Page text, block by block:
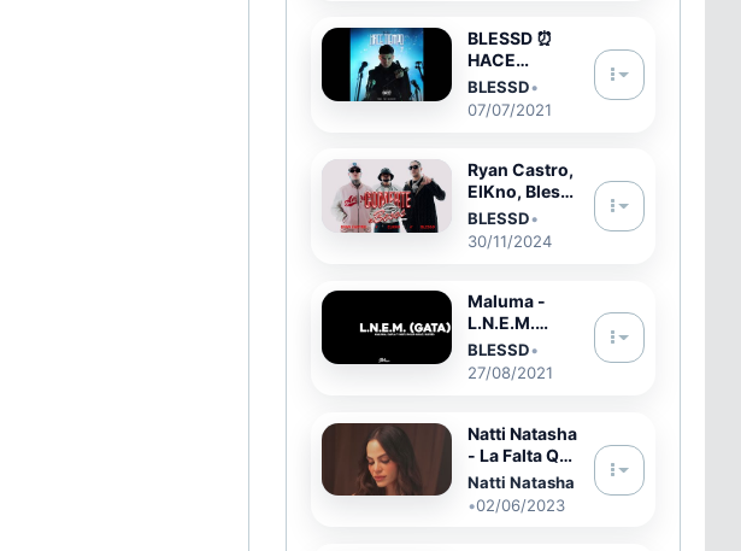
OFICIAL)
BLESSD ⏰
HACE
TIEMPO 👀
OFFICIAL
LETRA
BLESSD•
07/07/2021
Ryan Castro,
ElKno, Blessd
- COMERTE A
BESOS REMIX
(Video
BLESSD•
30/11/2024
Maluma -
L.N.E.M.
(GATA)
(Official
Philip, Blessd
(Letra /
Lyrics)
BLESSD•
27/08/2021
Natti Natasha
- La Falta Que
Me Haces
(Version
Bachata)
Natti Natasha
•02/06/2023